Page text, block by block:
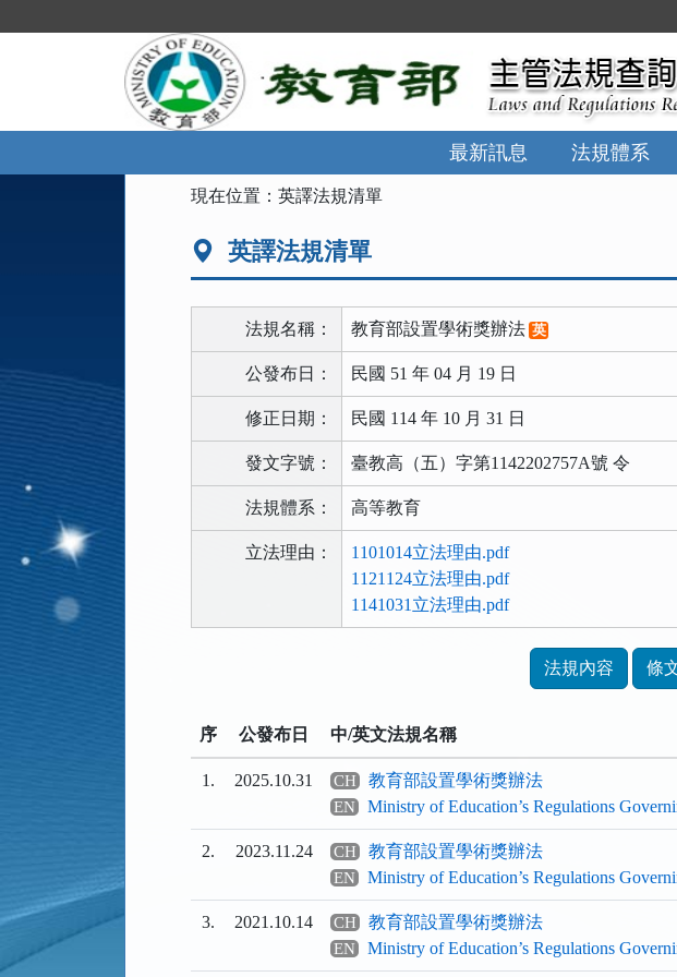
到
最新訊息 法規體系
現在位置：英譯法規清單
英譯法規清單
法規名稱： 教育部設置學術獎辦法 英
公發布日： 民國 51 年 04 月 19 日
修正日期： 民國 114 年 10 月 31 日
發文字號： 臺教高（五）字第1142202757A號 令
法規體系： 高等教育
立法理由：
1101014立法理由.pdf
1121124立法理由.pdf
1141031立法理由.pdf
能
按
鈕
法規內容 條
序 公發布日 中/英文法規名稱
1. 2025.10.31 CH 教育部設置學術獎辦法
EN Ministry of Education’s Regulations
2. 2023.11.24 CH 教育部設置學術獎辦法
EN Ministry of Education’s Regulations
3. 2021.10.14 CH 教育部設置學術獎辦法
EN Ministry of Education’s Regulations